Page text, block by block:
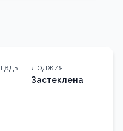
Лоджия
Застеклена